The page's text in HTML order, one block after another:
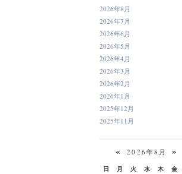
2026年8月
2026年7月
2026年6月
2026年5月
2026年4月
2026年3月
2026年2月
2026年1月
2025年12月
2025年11月
«2026年8月 »
日 月 火 水 木 金